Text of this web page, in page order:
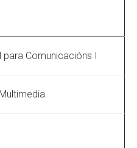
Comunicacións I